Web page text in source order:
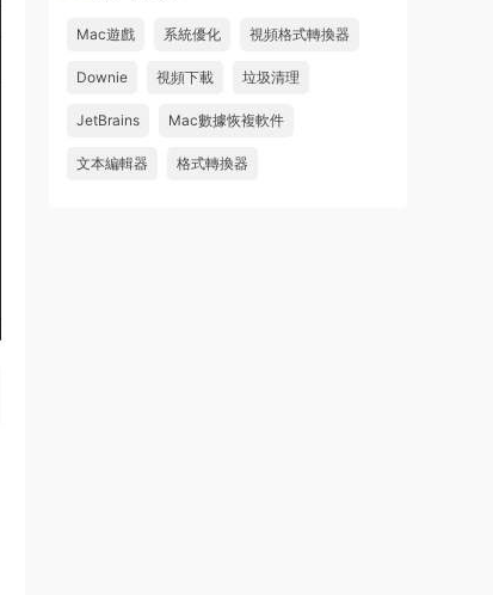
中文破解版 PR2026 強大視頻編輯軟件
Mac遊戲 系統優化 視頻格式轉換器
Downie 視頻下載 垃圾清理
JetBrains Mac數據恢複軟件
文本編輯器 格式轉換器